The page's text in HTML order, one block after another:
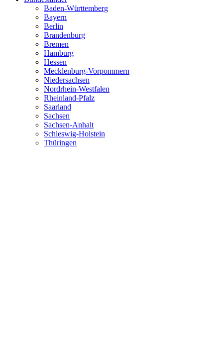
Baden-Württemberg
Bayern
Berlin
Brandenburg
Bremen
Hamburg
Hessen
Mecklenburg-Vorpommern
Niedersachsen
Nordrhein-Westfalen
Rheinland-Pfalz
Saarland
Sachsen
Sachsen-Anhalt
Schleswig-Holstein
Thüringen